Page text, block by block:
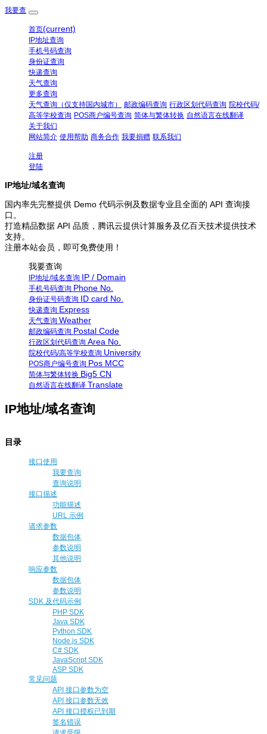
我要查
首页(current)
IP地址查询
手机号码查询
身份证查询
快递查询
天气查询
更多查询
天气查询（仅支持国内城市）
邮政编码查询 行政区划代码查询 院校代码/
高等学校查询 POS商户编号查询 简体与繁体转换 自然语言在线翻译
关于我们
网站简介 使用帮助 商务合作 我要捐赠 联系我们
注册
登陆
IP地址/域名查询
国内率先完整提供 Demo 代码示例及数据专业且全面的 API 查询接
口。
打造精品数据 API 品质，腾讯云提供计算服务及亿百天技术提供技术
支持。
注册本站会员，即可免费使用！
我要查询
IP地址/域名查询 IP / Domain
手机号码查询 Phone No.
身份证号码查询 ID card No.
快递查询 Express
天气查询 Weather
邮政编码查询 Postal Code
行政区划代码查询 Area No.
院校代码/高等学校查询 University
POS商户编号查询 Pos MCC
简体与繁体转换 Big5 CN
自然语言在线翻译 Translate
IP地址/域名查询
目录
接口使用
我要查询
查询说明
接口描述
功能描述
URL 示例
请求参数
数据包体
参数说明
其他说明
响应参数
数据包体
参数说明
SDK 及代码示例
PHP SDK
Java SDK
Python SDK
Node.js SDK
C# SDK
JavaScript SDK
ASP SDK
常见问题
API 接口参数为空
API 接口参数无效
API 接口授权已到期
签名错误